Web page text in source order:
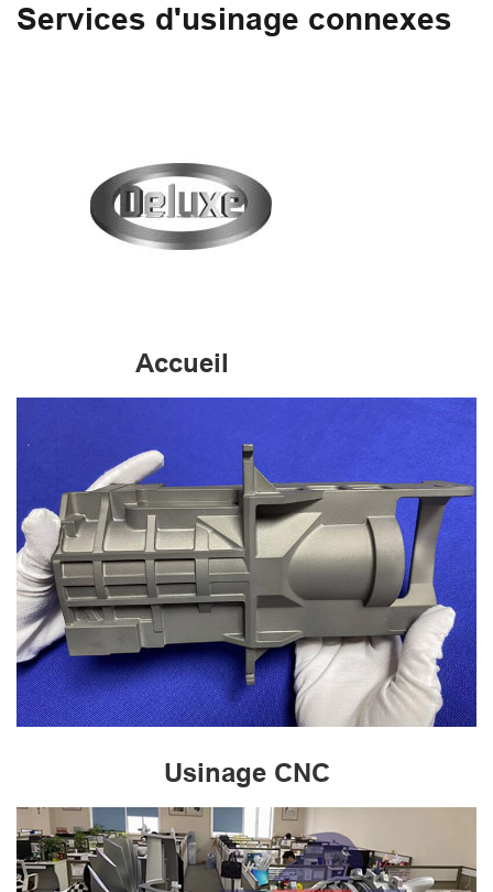
Services d'usinage connexes
Accueil
Usinage CNC